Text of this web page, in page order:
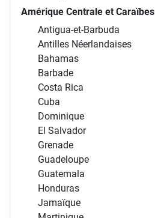
Amérique Centrale et Caraïbes
Antigua-et-Barbuda
Antilles Néerlandaises
Bahamas
Barbade
Costa Rica
Cuba
Dominique
El Salvador
Grenade
Guadeloupe
Guatemala
Honduras
Jamaïque